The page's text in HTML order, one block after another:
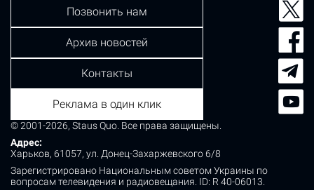
© 2001-2026, Staus Quo. Все права защищены.
Адрес:
Харьков, 61057, ул. Донец-Захаржевского 6/8
Зарегистрировано Национальным советом Украины по
вопросам телевидения и радиовещания. ID: R 40-06013.
Позвонить нам
Архив новостей
Контакты
Реклама в один клик